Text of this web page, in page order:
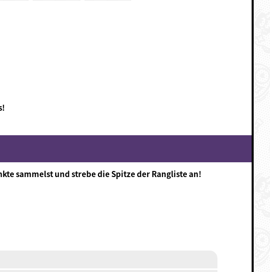
sammelst und strebe die Spitze der Rangliste an!